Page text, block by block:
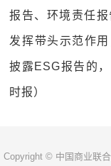
报告、环境责任
发挥带头示范作
披露ESG报告的
时报）
Copyright © 中国商业联